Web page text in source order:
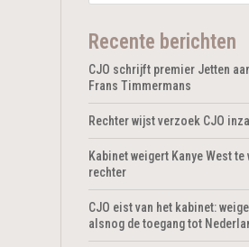
Recente berichten
CJO schrijft premier Jetten
Frans Timmermans
Rechter wijst verzoek CJO
Kabinet weigert Kanye West te
rechter
CJO eist van het kabinet:
alsnog de toegang tot